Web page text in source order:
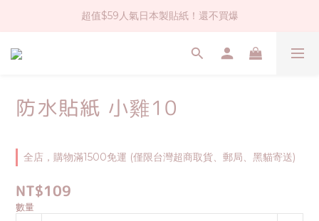
社群大人氣！各種有趣的打洞器
超值$59人氣日本製貼紙！還不買爆
全店$1500免運(台灣地區)
防水貼紙 小雞10
全店，購物滿1500免運 (僅限台灣超商取貨、郵局、黑貓寄送)
NT$109
數量